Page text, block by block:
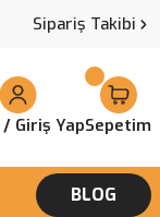
Sipariş Takibi
/ Giriş YapSepetim
BLOG